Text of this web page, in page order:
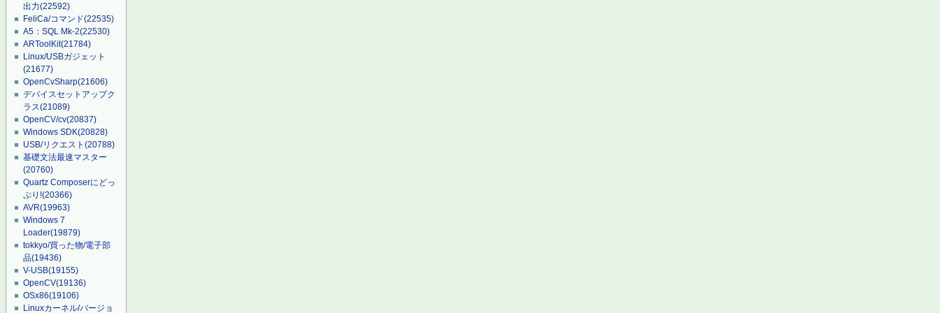
出力(22592)
FeliCa/コマンド(22535)
A5：SQL Mk-2(22530)
ARToolKit(21784)
Linux/USBガジェット
(21677)
OpenCvSharp(21606)
デバイスセットアップク
ラス(21089)
OpenCV/cv(20837)
Windows SDK(20828)
USB/リクエスト(20788)
基礎文法最速マスター
(20760)
Quartz Composerにどっ
ぷり!(20366)
AVR(19963)
Windows 7
Loader(19879)
tokkyo/買った物/電子部
品(19436)
V-USB(19155)
OpenCV(19136)
OSx86(19106)
Linuxカーネル/バージョ